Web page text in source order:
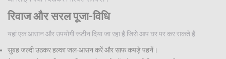
रिवाज और सरल पूजा-विधि
यहां एक आसान और उपयोगी रूटीन दिया जा रहा है जिसे आप घर पर कर सकते हैं:
सुबह जल्दी उठकर हल्का जल-आसन करें और साफ कपड़े पहनें।